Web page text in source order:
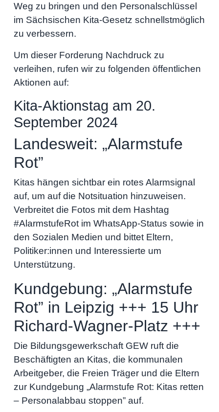
Weg zu bringen und den Personalschlüssel
im Sächsischen Kita-Gesetz schnellstmöglich
zu verbessern.
Um dieser Forderung Nachdruck zu
verleihen, rufen wir zu folgenden öffentlichen
Aktionen auf:
Kita-Aktionstag am 20.
September 2024
Landesweit: „Alarmstufe
Rot”
Kitas hängen sichtbar ein rotes Alarmsignal
auf, um auf die Notsituation hinzuweisen.
Verbreitet die Fotos mit dem Hashtag
#AlarmstufeRot im WhatsApp-Status sowie in
den Sozialen Medien und bittet Eltern,
Politiker:innen und Interessierte um
Unterstützung.
Kundgebung: „Alarmstufe
Rot” in Leipzig +++ 15 Uhr
Richard-Wagner-Platz +++
Die Bildungsgewerkschaft GEW ruft die
Beschäftigten an Kitas, die kommunalen
Arbeitgeber, die Freien Träger und die Eltern
zur Kundgebung „Alarmstufe Rot: Kitas retten
– Personalabbau stoppen” auf.